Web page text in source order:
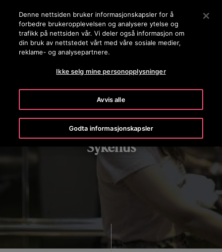
Trykk ENTER for å hoppe til Hovedinnhold
SØK
Sykehus
Denne nettsiden bruker informasjonskapsler for å
forbedre brukeropplevelsen og analysere ytelse og
trafikk på nettsiden vår. Vi deler også informasjon om
din bruk av nettstedet vårt med våre sosiale medier,
reklame- og analysepartnere.
Ikke selg mine personopplysninger
Avvis alle
Godta informasjonskapsler